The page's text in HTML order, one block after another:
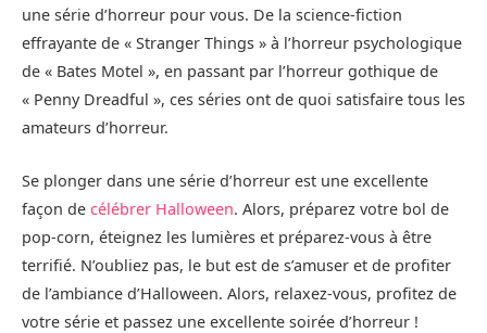
une série d’horreur pour vous. De la science-fiction
effrayante de « Stranger Things » à l’horreur psychologique
de « Bates Motel », en passant par l’horreur gothique de
« Penny Dreadful », ces séries ont de quoi satisfaire tous les
amateurs d’horreur.
Se plonger dans une série d’horreur est une excellente
façon de célébrer Halloween. Alors, préparez votre bol de
pop-corn, éteignez les lumières et préparez-vous à être
terrifié. N’oubliez pas, le but est de s’amuser et de profiter
de l’ambiance d’Halloween. Alors, relaxez-vous, profitez de
votre série et passez une excellente soirée d’horreur !